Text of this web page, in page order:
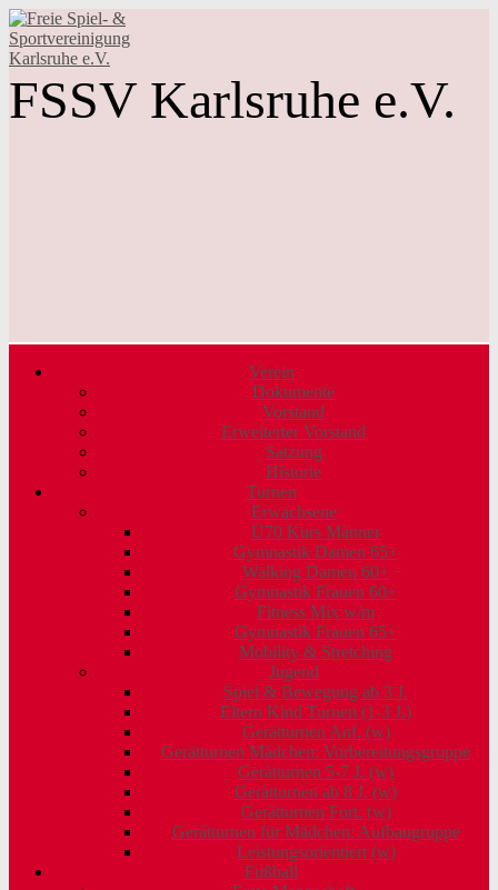
FSSV Karlsruhe e.V.
Verein
Dokumente
Vorstand
Erweiterter Vorstand
Satzung
Historie
Turnen
Erwachsene
Ü70 Kurs Männer
Gymnastik Damen 65+
Walking Damen 60+
Gymnastik Frauen 60+
Fitness Mix w/m
Gymnastik Frauen 65+
Mobility & Stretching
Jugend
Spiel & Bewegung ab 3 J.
Eltern Kind Turnen (1-3 J.)
Gerätturnen Anf. (w)
Gerätturnen Mädchen: Vorbereitungsgruppe
Gerätturnen 5-7 J. (w)
Gerätturnen ab 8 J. (w)
Gerätturnen Fort. (w)
Gerätturnen für Mädchen: Aufbaugruppe
Leistungsorientiert (w)
Fußball